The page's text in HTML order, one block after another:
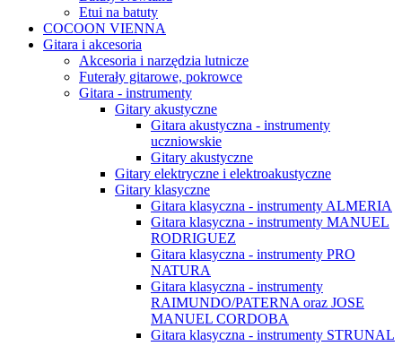
Etui na batuty
COCOON VIENNA
Gitara i akcesoria
Akcesoria i narzędzia lutnicze
Futerały gitarowe, pokrowce
Gitara - instrumenty
Gitary akustyczne
Gitara akustyczna - instrumenty
uczniowskie
Gitary akustyczne
Gitary elektryczne i elektroakustyczne
Gitary klasyczne
Gitara klasyczna - instrumenty ALMERIA
Gitara klasyczna - instrumenty MANUEL
RODRIGUEZ
Gitara klasyczna - instrumenty PRO
NATURA
Gitara klasyczna - instrumenty
RAIMUNDO/PATERNA oraz JOSE
MANUEL CORDOBA
Gitara klasyczna - instrumenty STRUNAL